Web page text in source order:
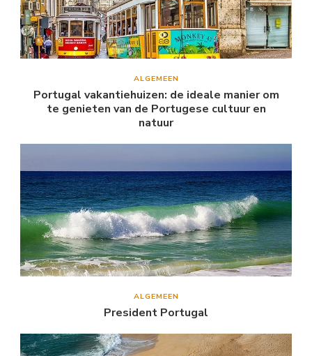
ALGEMEEN
Portugal vakantiehuizen: de ideale manier om
te genieten van de Portugese cultuur en
natuur
ALGEMEEN
President Portugal